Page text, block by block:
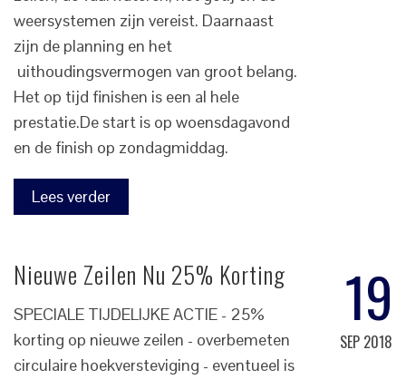
weersystemen zijn vereist. Daarnaast
zijn de planning en het
uithoudingsvermogen van groot belang.
Het op tijd finishen is een al hele
prestatie.De start is op woensdagavond
en de finish op zondagmiddag.
Lees verder
19
SEP 2018
Nieuwe Zeilen Nu 25% Korting
SPECIALE TIJDELIJKE ACTIE - 25%
korting op nieuwe zeilen - overbemeten
circulaire hoekversteviging - eventueel is